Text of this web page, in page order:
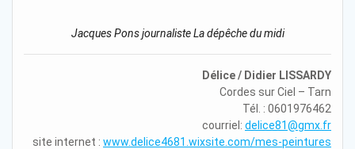
Jacques Pons journaliste La dépêche du midi
Délice / Didier LISSARDY
Cordes sur Ciel – Tarn
Tél. : 0601976462
courriel: delice81@gmx.fr
site internet : www.delice4681.wixsite. com/mes-peintures